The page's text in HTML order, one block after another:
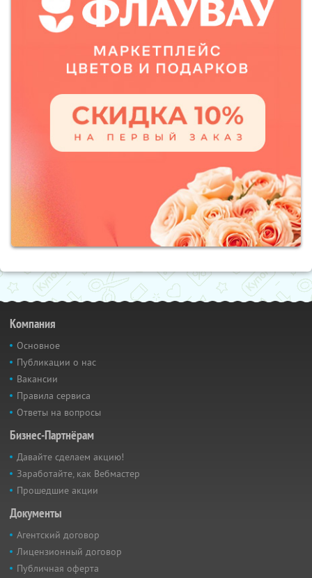
Компания
Основное
Публикации о нас
Вакансии
Правила сервиса
Ответы на вопросы
Бизнес-Партнёрам
Давайте сделаем акцию!
Заработайте, как Вебмастер
Прошедшие акции
Документы
Агентский договор
Лицензионный договор
Публичная оферта